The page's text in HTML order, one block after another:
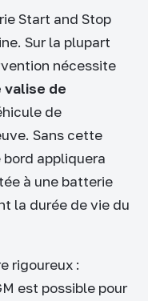
Start and Stop
Sur la plupart
nécessite
valise de
de
Sans cette
appliquera
à une batterie
la durée de vie du
rigoureux :
est possible pour